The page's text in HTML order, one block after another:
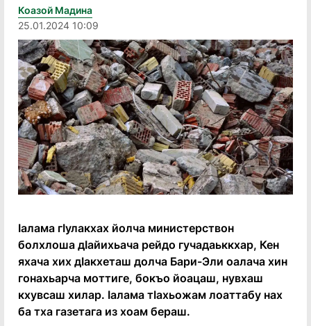
Коазой Мадина
25.01.2024 10:09
Ӏалама гӀулакхах йолча министерствон
болхлоша дӀайихьача рейдо гучадаьккхар, Кен
яхача хих дӀакхеташ долча Бари-Эли оалача хин
гонахьарча моттиге, бокъо йоацаш, нувхаш
кхувсаш хилар. Ӏалама тӀахьожам лоаттабу нах
ба тха газетага из хоам бераш.